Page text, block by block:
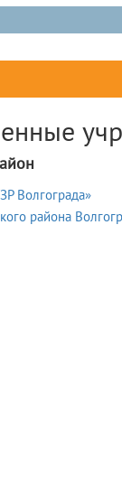
Волгограда»
района